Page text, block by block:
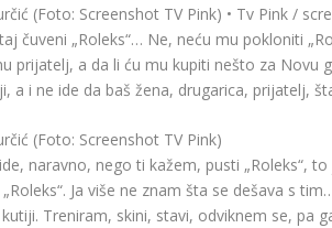
(Foto: Screenshot TV Pink) • Tv Pink /
čuveni „Roleks“… Ne, neću mu pokloniti
prijatelj, a da li ću mu kupiti nešto za Novu
a i ne ide da baš žena, drugarica, prijatelj,
(Foto: Screenshot TV Pink)
naravno, nego ti kažem, pusti „Roleks“,
Ja više ne znam šta se dešava s
Treniram, skini, stavi, odviknem se, pa